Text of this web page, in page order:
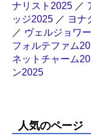
ナリスト2025 ／
ッジ2025 ／ ヨナ
／ ヴェルジョワ
フォルテファム
ネットチャーム
ン2025
人気のページ